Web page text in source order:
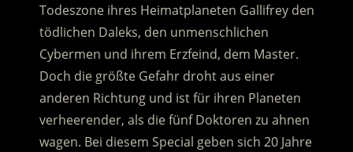
Todeszone ihres Heimatplaneten Gallifrey den
tödlichen Daleks, den unmenschlichen
Cybermen und ihrem Erzfeind, dem Master.
Doch die größte Gefahr droht aus einer
anderen Richtung und ist für ihren Planeten
verheerender, als die fünf Doktoren zu ahnen
wagen. Bei diesem Special geben sich 20 Jahre